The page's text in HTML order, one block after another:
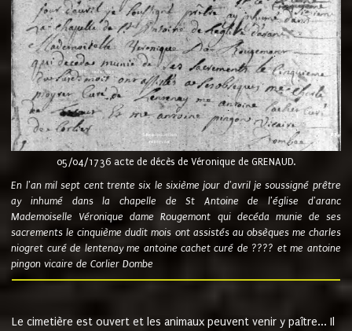
05/04/1736 acte de décès de Véronique de GRENAUD.
En l'an mil sept cent trente six le sixième jour d'avril je soussigné prêtre
ay inhumé dans la chapelle de St Antoine de l'église d'aranc
Mademoiselle Véronique dame Rougemont qui decéda munie de ses
sacrements le cinquième dudit mois ont assistés au obsèques me charles
niogret curé de lentenay me antoine cachet curé de ???? et me antoine
pingon vicaire de Corlier Dombe
Le cimetière est ouvert et les animaux peuvent venir y paître... Il